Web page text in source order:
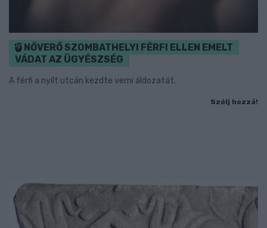
NŐVERŐ SZOMBATHELYI FÉRFI ELLEN EMELT
VÁDAT AZ ÜGYÉSZSÉG
A férfi a nyílt utcán kezdte verni áldozatát.
Szólj hozzá!